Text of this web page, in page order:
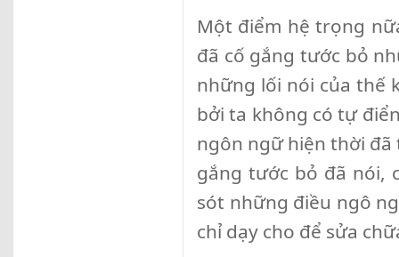
Một điểm hệ trọng
đã cố gắng tước bỏ
những lối nói của thế
bởi ta không có tự
ngôn ngữ hiện thời đã
gắng tước bỏ đã nói,
sót những điều ngô
chỉ dạy cho để sửa